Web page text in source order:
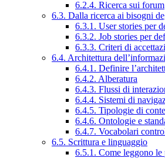
6.2.4. Ricerca sui forum
6.3. Dalla ricerca ai bisogni
6.3.1. User stories per
6.3.2. Job stories per
6.3.3. Criteri di
6.4. Architettura
6.4.1. Definire
6.4.2. Alberatura
6.4.3. Flussi di
6.4.4. Sistemi di
6.4.5. Tipologie di
6.4.6. Ontologie e
6.4.7. Vocabolari
6.5. Scrittura e linguaggio
6.5.1. Come leggono le